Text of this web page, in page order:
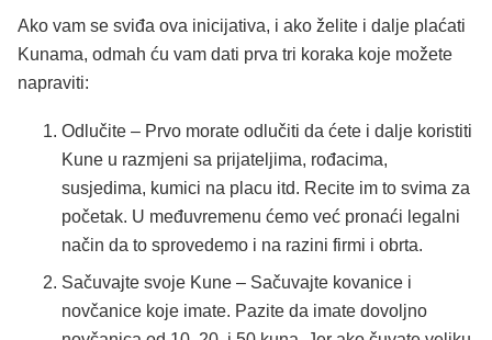
Ako vam se sviđa ova inicijativa, i ako želite i dalje plaćati
Kunama, odmah ću vam dati prva tri koraka koje možete
napraviti:
Odlučite – Prvo morate odlučiti da ćete i dalje koristiti
Kune u razmjeni sa prijateljima, rođacima,
susjedima, kumici na placu itd. Recite im to svima za
početak. U međuvremenu ćemo već pronaći legalni
način da to sprovedemo i na razini firmi i obrta.
Sačuvajte svoje Kune – Sačuvajte kovanice i
novčanice koje imate. Pazite da imate dovoljno